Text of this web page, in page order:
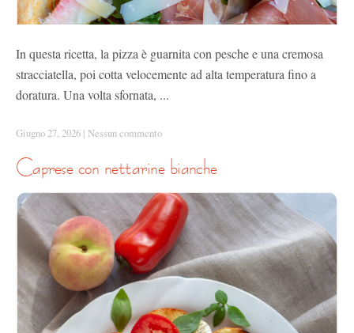
In questa ricetta, la pizza è guarnita con pesche e una cremosa
stracciatella, poi cotta velocemente ad alta temperatura fino a
doratura. Una volta sfornata, ...
Giugno 27, 2026 | Nessun commento
caprese con nettarine bianche